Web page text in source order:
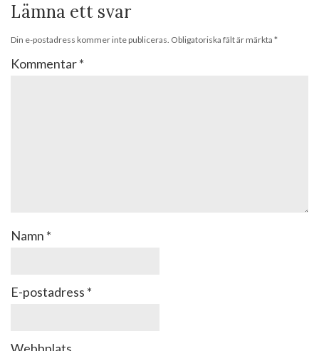
Lämna ett svar
Din e-postadress kommer inte publiceras. Obligatoriska fält är märkta *
Kommentar*
Namn *
E-postadress *